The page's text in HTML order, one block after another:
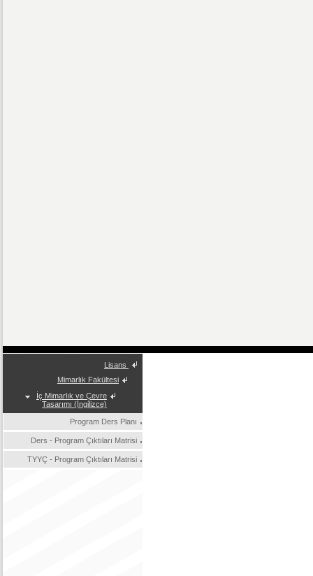
Lisans
Mimarlık Fakültesi
İç Mimarlık ve Çevre
Tasarımı (İngilizce)
Program Ders Planı
Ders - Program Çıktıları Matrisi
TYYÇ - Program Çıktıları Matrisi